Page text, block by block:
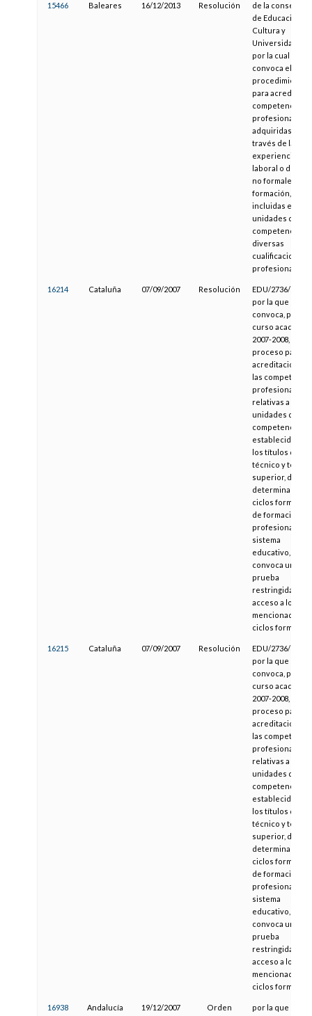
15466 Baleares 16/12/2013 Resolución
de la consejera
de Educación,
Cultura y
Universidades,
por la cual se
convoca el
procedimiento
para acreditar
competencias
profesionales
adquiridas a
través de la
experiencia
laboral o de vías
no formales de
formación,
incluidas en las
unidades de
competencia de
diversas
cualificaciones
profesionales
16214 Cataluña 07/09/2007 Resolución
EDU/2736/2007,
por la que se
convoca, para el
curso
2007-2008, el
proceso para la
acreditación de
las
profesionales
relativas a las
unidades de
competencia
establecidas en
los títulos de
técnico y
superior, de
determinados
ciclos
de formación
profesional del
sistema
educativo, y se
convoca una
prueba
restringida de
acceso a los
mencionados
ciclos
16215 Cataluña 07/09/2007 Resolución
EDU/2736/2007,
por la que se
convoca, para el
curso
2007-2008, el
proceso para la
acreditación de
las
profesionales
relativas a las
unidades de
competencia
establecidas en
los títulos de
técnico y
superior, de
determinados
ciclos
de formación
profesional del
sistema
educativo, y se
convoca una
prueba
restringida de
acceso a los
mencionados
ciclos
16938 Andalucía 19/12/2007 Orden
por la que se